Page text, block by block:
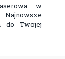
w
Najnowsze
do Twojej